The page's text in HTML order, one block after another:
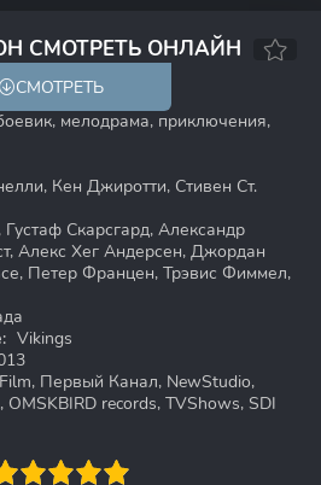
СМОТРЕТЬ ОНЛАЙН
8.5
СМОТРЕТЬ
мелодрама, приключения,
Кен Джиротти, Стивен Ст.
Густаф Скарсгард, Александр
Алекс Хег Андерсен, Джордан
Петер Францен, Трэвис Фиммел,
Vikings
Первый Канал, NewStudio,
OMSKBIRD records, TVShows, SDI